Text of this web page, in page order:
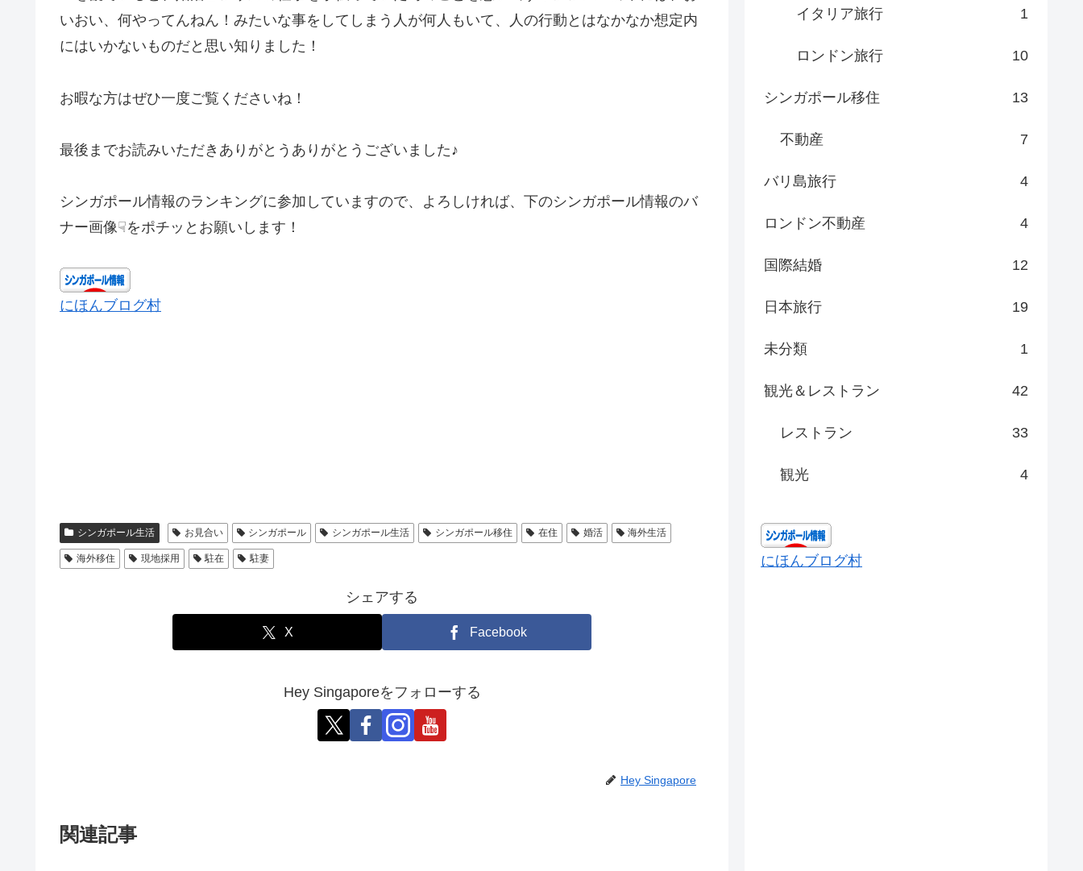
いおい、何やってんねん！みたいな事をしてしまう人が何人もいて、人の行動とはなかなか想定内
にはいかないものだと思い知りました！
お暇な方はぜひ一度ご覧くださいね！
最後までお読みいただきありがとうありがとうございました♪
シンガポール情報のランキングに参加していますので、よろしければ、下のシンガポール情報のバ
ナー画像☟をポチッとお願いします！
にほんブログ村
シンガポール生活 お見合い シンガポール シンガポール生活 シンガポール移住 在住 婚活 海外生活
海外移住 現地採用 駐在 駐妻
シェアする
X Facebook
Hey Singaporeをフォローする
Hey Singapore
関連記事
イタリア旅行 1
ロンドン旅行 10
シンガポール移住 13
不動産 7
バリ島旅行 4
ロンドン不動産 4
国際結婚 12
日本旅行 19
未分類 1
観光＆レストラン 42
レストラン 33
観光 4
にほんブログ村